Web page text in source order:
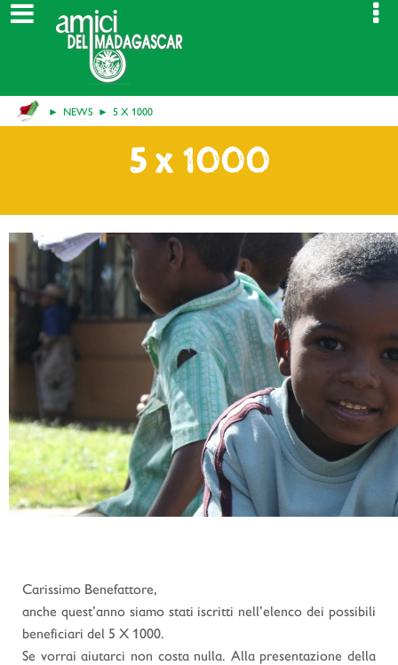
NEWS 5 X 1000
5 x 1000
Carissimo Benefattore,
anche quest’anno siamo stati iscritti nell’elenco dei possibili
beneficiari del 5 X 1000.
Se vorrai aiutarci non costa nulla. Alla presentazione della